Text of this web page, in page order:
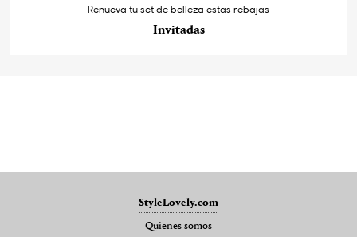
Renueva tu set de belleza estas rebajas
Invitadas
StyleLovely.com
Quienes somos